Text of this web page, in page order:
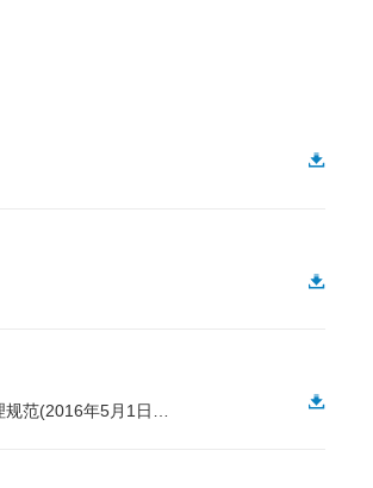
SZDBZ 185-2016 人类血液来源免疫细胞库建设与管理规范(2016年5月1日实施)